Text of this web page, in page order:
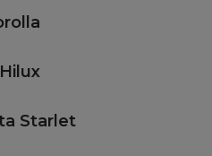
Starlet